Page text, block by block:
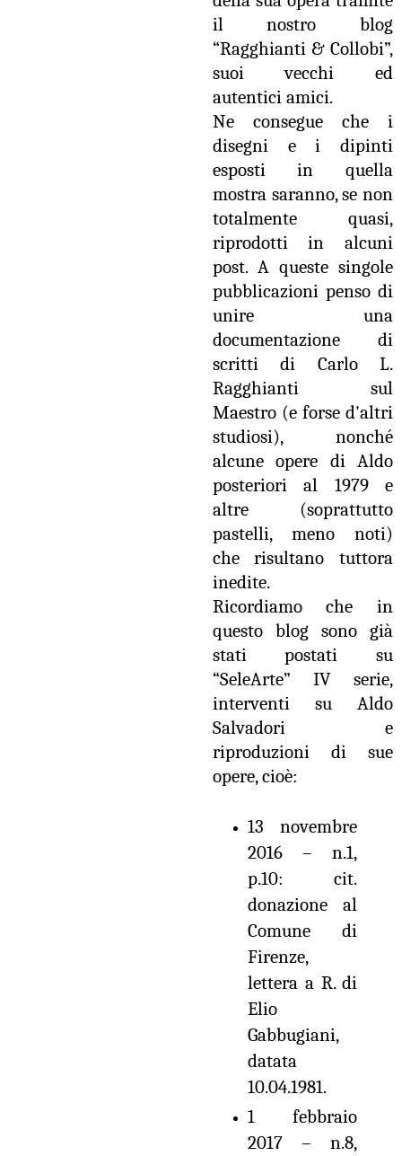
il nostro blog
“Ragghianti & Collobi”,
suoi vecchi ed
autentici amici.
Ne consegue che i
disegni e i dipinti
esposti in quella
mostra saranno, se non
totalmente quasi,
riprodotti in alcuni
post. A queste singole
pubblicazioni penso di
unire una
documentazione di
scritti di Carlo L.
Ragghianti sul
Maestro (e forse d'altri
studiosi), nonché
alcune opere di Aldo
posteriori al 1979 e
altre (soprattutto
pastelli, meno noti)
che risultano tuttora
inedite.
Ricordiamo che in
questo blog sono già
stati postati su
“SeleArte” IV serie,
interventi su Aldo
Salvadori e
riproduzioni di sue
opere, cioè:
13 novembre
2016 – n.1,
p.10: cit.
donazione al
Comune di
Firenze,
lettera a R. di
Elio
Gabbugiani,
datata
10.04.1981.
1 febbraio
2017 – n.8,